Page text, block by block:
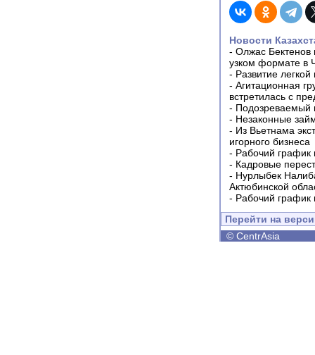
Новости
- Олжас Бектенов
узком формате в
- Развитие
- Агитационная
встретилась с
- Подозреваемый
- Незаконные
- Из Вьетнама
игорного бизнеса
- Рабочий график
- Кадровые
- Нурлыбек
Актюбинской
- Рабочий график
Перейти на
© CentrAsia